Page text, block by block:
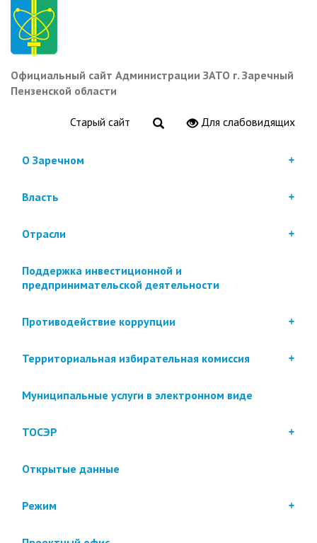
Перейти
основному
содержанию
Официальный сайт Администрации ЗАТО г. Заречный
Пензенской области
Старый сайт Для слабовидящих
О Заречном
Власть
Отрасли
Поддержка инвестиционной и
предпринимательской деятельности
Противодействие коррупции
Территориальная избирательная комиссия
Муниципальные услуги в электронном виде
ТОСЭР
Открытые данные
Режим